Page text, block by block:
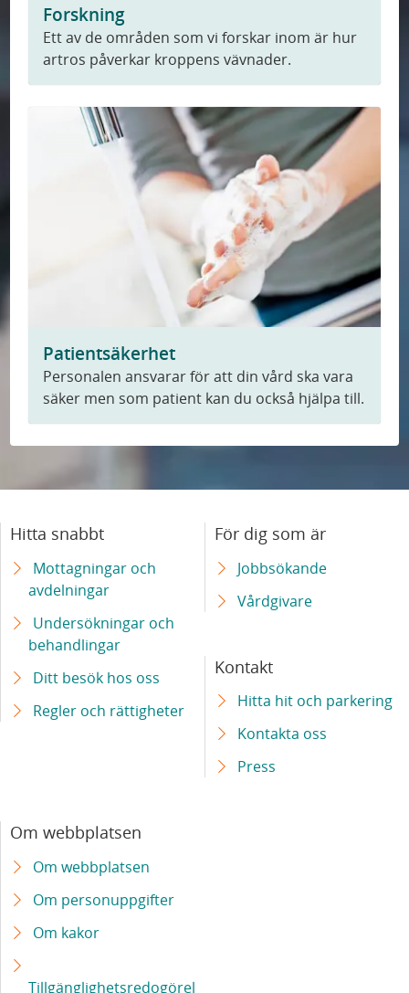
Forskning
Ett av de områden som vi forskar inom är hur
artros påverkar kroppens vävnader.
Patientsäkerhet
Personalen ansvarar för att din vård ska vara
säker men som patient kan du också hjälpa till.
Hitta snabbt
Mottagningar och
avdelningar
Undersökningar och
behandlingar
Ditt besök hos oss
Regler och rättigheter
För dig som är
Jobbsökande
Vårdgivare
Kontakt
Hitta hit och parkering
Kontakta oss
Press
Om webbplatsen
Om webbplatsen
Om personuppgifter
Om kakor
Tillgänglighetsredogörel